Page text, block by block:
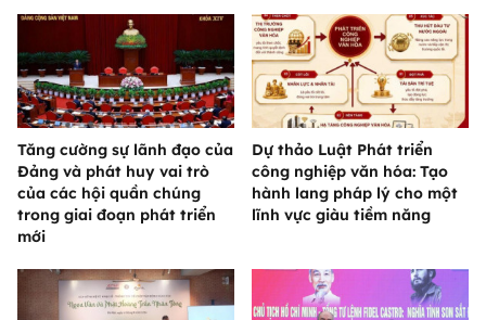
Tăng cường sự lãnh đạo của
Đảng và phát huy vai trò
của các hội quần chúng
trong giai đoạn phát triển
mới
Dự thảo Luật Phát triển
công nghiệp văn hóa: Tạo
hành lang pháp lý cho một
lĩnh vực giàu tiềm năng